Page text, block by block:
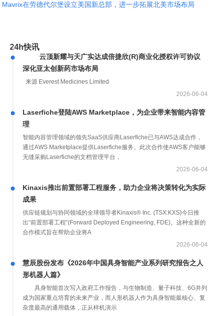
Mavrix在劳德代尔堡设立美国新总部，进一步拓展北美市场布局
24h快讯
云顶新耀与天广实达成倍捷欣(R)商业化授权许可协议
深化亚太创新药市场布局
来源 Everest Medicines Limited
2026-06-04
Laserfiche登陆AWS Marketplace，为企业带来智能内容管
理
智能内容管理领域的领先SaaS供应商Laserfiche已与AWS达成合作，
通过AWS Marketplace提供Laserfiche服务。此次合作使AWS客户能够
无缝采购Laserfiche的文档管理平台，
2026-06-04
Kinaxis推出前置部署工程服务，助力企业将决策转化为实际
成果
供应链规划与协同领域的全球领导者Kinaxis® Inc. (TSX:KXS)今日推
出“前置部署工程”(Forward Deployed Engineering, FDE)。这种全新的
合作模式旨在帮助企业将A
2026-06-04
慧辰股份发布《2026年中国具身智能产业系列研究报告之人
形机器人篇》
具身智能首次写入政府工作报告，与生物制造、量子科技、6G并列
成为国家重点培育的未来产业，而人形机器人作为具身智能最核心、复
杂度最高的通用载体，正从样机演示